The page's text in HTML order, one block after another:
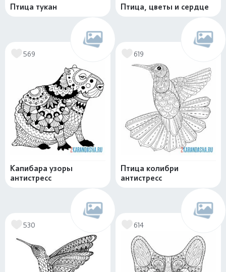
Птица тукан Птица, цветы и сердце
569
Капибара узоры
антистресс
619
Птица колибри
антистресс
530 614